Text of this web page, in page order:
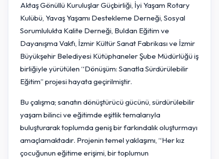
Aktaş Gönüllü Kuruluşlar Güçbirliği, İyi Yaşam Rotary
Kulübü, Yavaş Yaşamı Destekleme Derneği, Sosyal
Sorumlulukta Kalite Derneği, Buldan Eğitim ve
Dayanışma Vakfı, İzmir Kültür Sanat Fabrikası ve İzmir
Büyükşehir Belediyesi Kütüphaneler Şube Müdürlüğü iş
birliğiyle yürütülen “Dönüşüm: Sanatla Sürdürülebilir
Eğitim” projesi hayata geçirilmiştir.
Bu çalışma; sanatın dönüştürücü gücünü, sürdürülebilir
yaşam bilinci ve eğitimde eşitlik temalarıyla
buluşturarak toplumda geniş bir farkındalık oluşturmayı
amaçlamaktadır. Projenin temel yaklaşımı, “Her kız
çocuğunun eğitime erişimi, bir toplumun